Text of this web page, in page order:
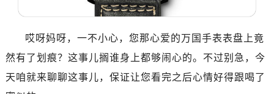
哎呀妈呀，一不小心，您那心爱的万国手表表盘上竟
然有了划痕？这事儿搁谁身上都够闹心的。不过别急，今
天咱就来聊聊这事儿，保证让您看完之后心情好得跟喝了